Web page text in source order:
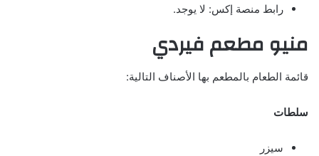
رابط منصة إكس: لا يوجد.
منيو مطعم فيردي
قائمة الطعام بالمطعم بها الأصناف التالية:
سلطات
سيزر